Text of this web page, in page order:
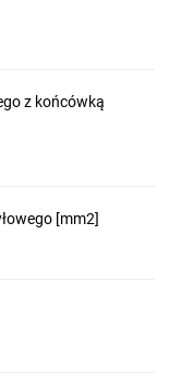
z końcówką
[mm2]